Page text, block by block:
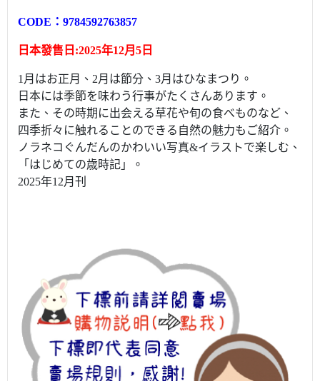
CODE： 9784592763857
日本發售日:2025年12月5日
1月はお正月、2月は節分、3月はひなまつり。
日本には季節を味わう行事がたくさんあります。
また、その時期に出会える草花や旬の食べものなど、
四季折々に触れることのできる自然の魅力もご紹介。
ノラネコぐんだんのかわいい写真&イラストで楽しむ、
「はじめての歳時記」。
2025年12月刊